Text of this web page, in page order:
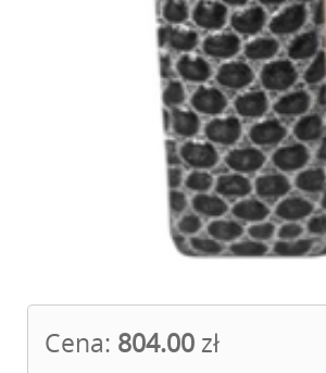
Cena: 804.00 zł